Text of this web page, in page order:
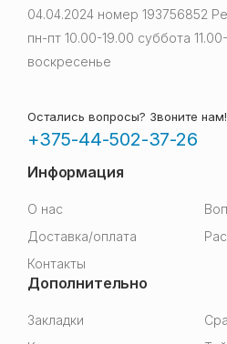
04.04.2024 номер 193756852
пн-пт 10.00-19.00 суббота
воскресенье
Остались вопросы? Звоните нам!
+375-44-502-37-26
Информация
О нас
Доставка/оплата
Контакты
Дополнительно
Закладки